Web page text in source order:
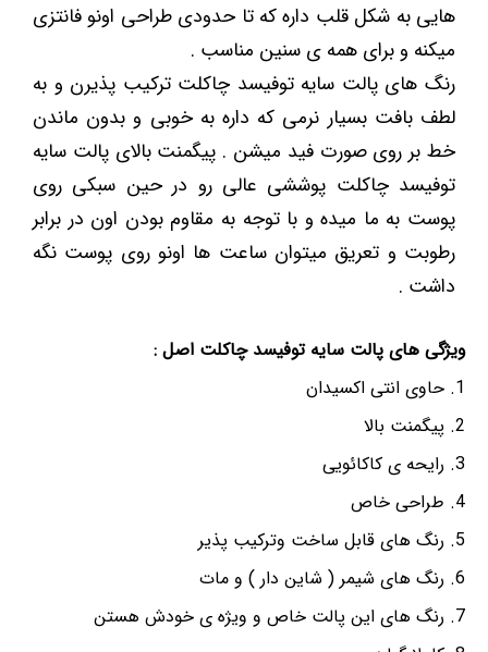
هایی به شکل قلب داره که تا حدودی طراحی اونو فانتزی
میکنه و برای همه ی سنین مناسب .
رنگ های پالت سایه توفیسد چاکلت ترکیب پذیرن و به
لطف بافت بسیار نرمی که داره به خوبی و بدون ماندن
خط بر روی صورت فید میشن . پیگمنت بالای پالت سایه
توفیسد چاکلت پوششی عالی رو در حین سبکی روی
پوست به ما میده و با توجه به مقاوم بودن اون در برابر
رطوبت و تعریق میتوان ساعت ها اونو روی پوست نگه
داشت .
ویژگی های پالت سایه توفیسد چاکلت اصل :
حاوی انتی اکسیدان
پیگمنت بالا
رایحه ی کاکائویی
طراحی خاص
رنگ های قابل ساخت وترکیب پذیر
رنگ های شیمر ( شاین دار ) و مات
رنگ های این پالت خاص و ویژه ی خودش هستن